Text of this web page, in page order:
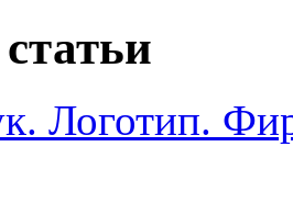
Логотип.